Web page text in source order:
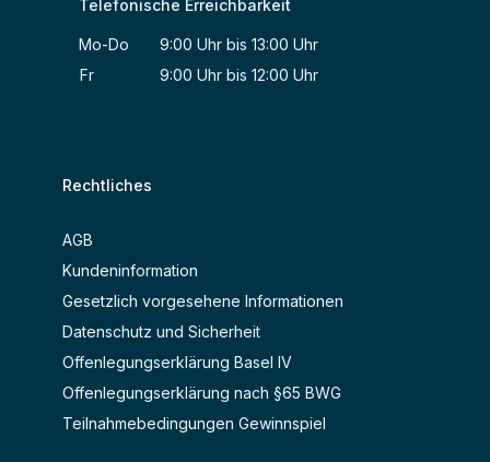
Telefonische Erreichbarkeit
Mo-Do 9:00 Uhr bis 13:00 Uhr
Fr 9:00 Uhr bis 12:00 Uhr
Rechtliches
AGB
Kundeninformation
Gesetzlich vorgesehene Informationen
Datenschutz und Sicherheit
Offenlegungserklärung Basel IV
Offenlegungserklärung nach §65 BWG
Teilnahmebedingungen Gewinnspiel